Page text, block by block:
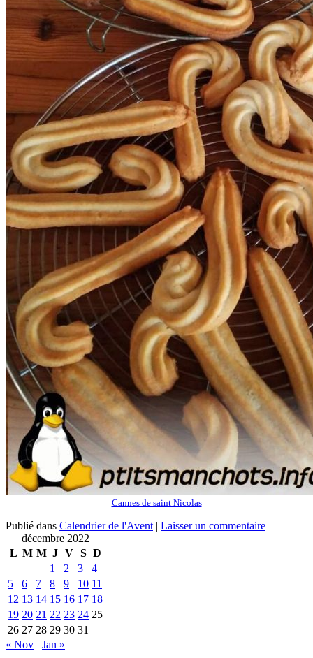
Cannes de saint Nicolas
Publié dans Calendrier de l'Avent | Laisser un commentaire
décembre 2022
L M M J V S D
1
2 3
4
5
6 7 8 9 10 11
12 13 14 15 16 17 18
19 20 21 22 23 24 25
26 27 28 29 30 31
« Nov
Jan »